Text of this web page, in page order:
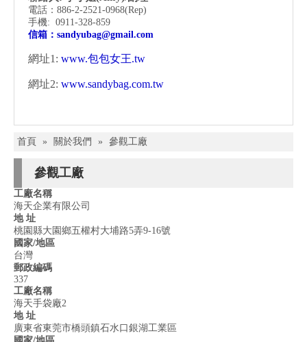
電話：886-2-2521-0968(Rep)
手機: 0911-328-859
信箱： sandyubag@gmail.com
網址1: www.包包女王.tw
網址2: www.sandybag.com.tw
首頁 » 關於我們 » 參觀工廠
參觀工廠
工廠名稱
海天企業有限公司
地 址
桃園縣大園鄉五權村大埔路5弄9-16號
國家/地區
台灣
郵政編碼
337
工廠名稱
海天手袋廠2
地 址
廣東省東莞市橋頭鎮石水口銀湖工業區